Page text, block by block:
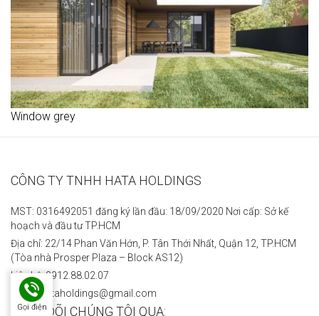
Window grey
CÔNG TY TNHH HATA HOLDINGS
MST: 0316492051 đăng ký lần đầu: 18/09/2020 Nơi cấp: Sở kế
hoạch và đầu tư TP.HCM
Địa chỉ: 22/14 Phan Văn Hớn, P. Tân Thới Nhất, Quận 12, TP.HCM
(Tòa nhà Prosper Plaza – Block AS12)
Liên hệ: 0912.88.02.07
Email: hataholdings@gmail.com
THEO DÕI CHÚNG TÔI QUA:
Gọi điện